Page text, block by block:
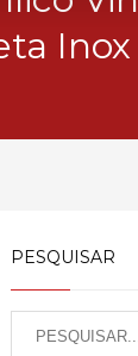
PESQUISAR